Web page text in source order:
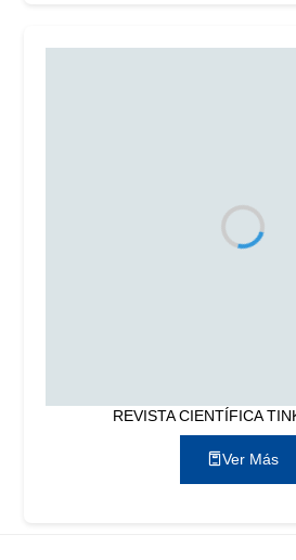
REVISTA CIENTÍFICA
Ver Más